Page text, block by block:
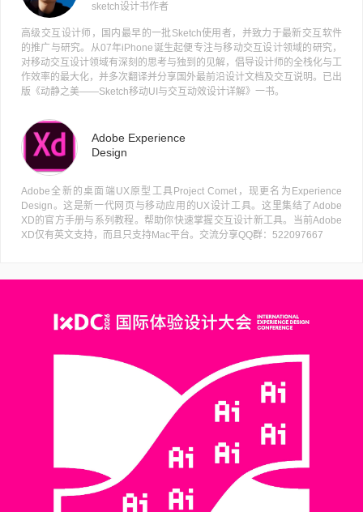
sketch设计书作者
高级交互设计师，国内最早的一批Sketch使用者，并致力于最新交互软件
的推广与研究。从07年iPhone诞生起便专注与移动交互设计领域的研究，
对移动交互设计领域有深刻的思考与独到的见解，倡导设计师的全栈化与工
作效率的最大化，并多次翻译并分享国外最前沿设计文档及交互说明。已出
版《动静之美——Sketch移动UI与交互动效设计详解》一书。
Adobe Experience
Design
Adobe全新的桌面端UX原型工具Project Comet，现更名为Experience
Design。这是新一代网页与移动应用的UX设计工具。这里集结了Adobe
XD的官方手册与系列教程。帮助你快速掌握交互设计新工具。当前Adobe
XD仅有英文支持，而且只支持Mac平台。交流分享QQ群：522097667